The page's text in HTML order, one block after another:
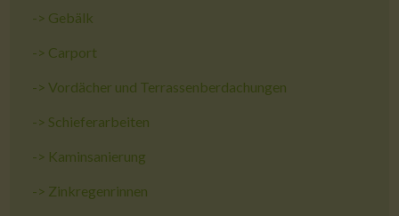
-> Gebälk
-> Carport
->Vordächer und Terrassenberdachungen
-> Schieferarbeiten
-> Kaminsanierung
-> Zinkregenrinnen